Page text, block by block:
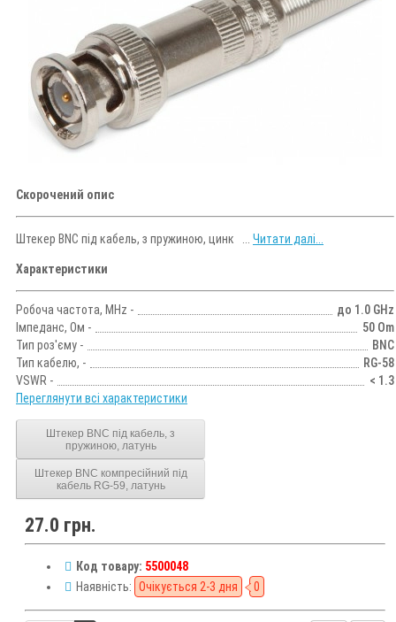
Скорочений опис
Штекер BNC під кабель, з пружиною, цинк ... Читати далі...
Характеристики
Робоча частота, MHz -
до 1.0 GHz
Імпеданс, Ом -
50 Om
Тип роз'єму -
BNC
Тип кабелю, -
RG-58
VSWR -
< 1.3
Переглянути всі характеристики
Штекер BNC під кабель, з
пружиною, латунь
Штекер BNC компресійний під
кабель RG-59, латунь
27.0 грн.
Код товару: 5500048
Наявність: Очікується 2-3 дня 0